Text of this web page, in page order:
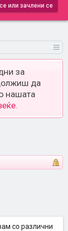
или зачлени се
за
да
нашата
со различни